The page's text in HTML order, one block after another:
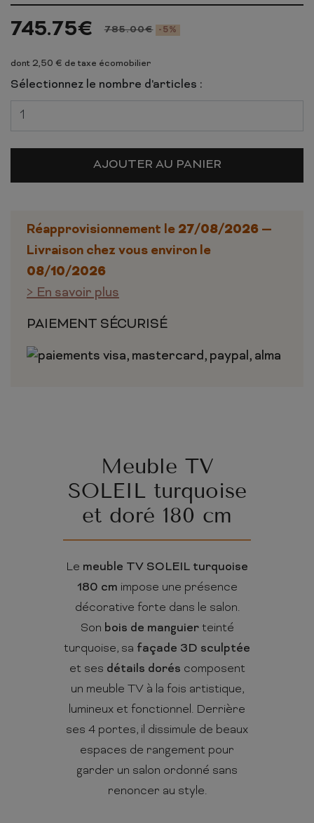
785.00€ -5%
745.75€
dont 2,50 € de taxe écomobilier
Sélectionnez le nombre d'articles :
AJOUTER AU PANIER
Réapprovisionnement le 27/08/2026 —
Livraison chez vous environ le
08/10/2026
> En savoir plus
PAIEMENT SÉCURISÉ
Meuble TV
SOLEIL turquoise
et doré 180 cm
Le meuble TV SOLEIL turquoise
180 cm impose une présence
décorative forte dans le salon.
Son bois de manguierteinté
turquoise, sa façade 3D sculptée
et ses détails dorés composent
un meuble TV à la fois artistique,
lumineux et fonctionnel. Derrière
ses 4 portes, il dissimule de beaux
espaces de rangement pour
garder un salon ordonné sans
renoncer au style.